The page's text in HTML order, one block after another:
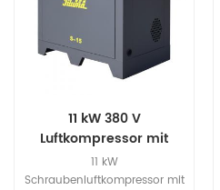
11 kW 380 V
Luftkompressor mit
Direktantriebsschraube
11 kW
Schraubenluftkompressor mit